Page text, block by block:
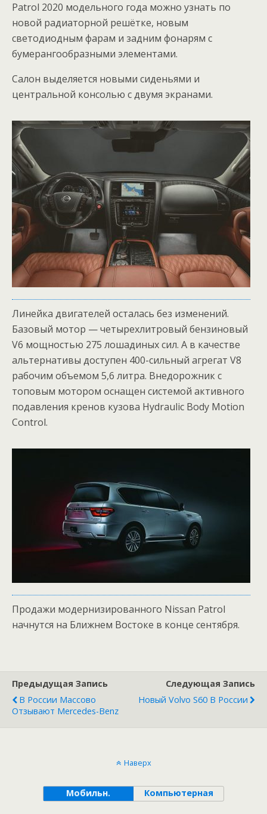
Patrol 2020 модельного года можно узнать по
новой радиаторной решётке, новым
светодиодным фарам и задним фонарям с
бумерангообразными элементами.
Салон выделяется новыми сиденьями и
центральной консолью с двумя экранами.
Линейка двигателей осталась без изменений.
Базовый мотор — четырехлитровый бензиновый
V6 мощностью 275 лошадиных сил. А в качестве
альтернативы доступен 400-сильный агрегат V8
рабочим объемом 5,6 литра. Внедорожник с
топовым мотором оснащен системой активного
подавления кренов кузова Hydraulic Body Motion
Control.
Продажи модернизированного Nissan Patrol
начнутся на Ближнем Востоке в конце сентября.
Предыдущая Запись
В России Массово
Отзывают Mercedes-Benz
Следующая Запись
Новый Volvo S60 В России
Наверх
Мобильн. Компьютерная